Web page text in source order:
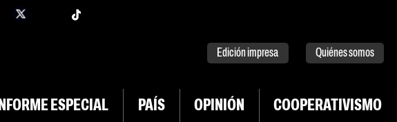
facebook
Edición impresa Quiénes somos
INFORME ESPECIAL PAÍS OPINIÓN COOPERATIVISMO